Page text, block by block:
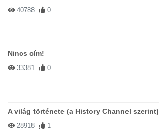
40788 0
Nincs cím!
33381 0
A világ története (a History Channel szerint)
28918 1